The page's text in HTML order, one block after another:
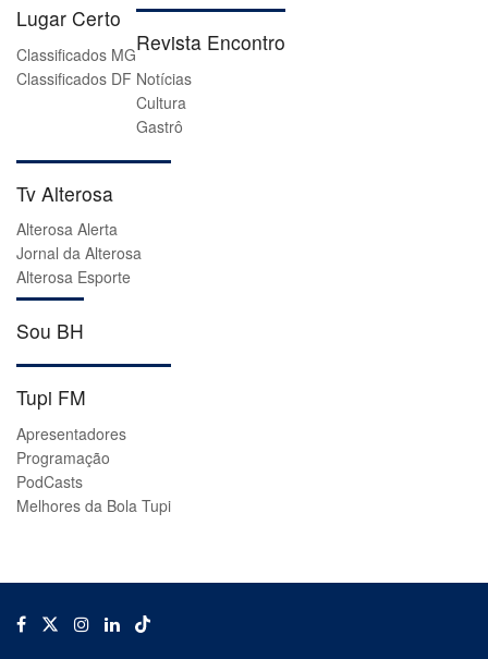
Lugar Certo
Classificados MG
Classificados DF
Revista Encontro
Notícias
Cultura
Gastrô
Tv Alterosa
Alterosa Alerta
Jornal da Alterosa
Alterosa Esporte
Sou BH
Tupi FM
Apresentadores
Programação
PodCasts
Melhores da Bola Tupi